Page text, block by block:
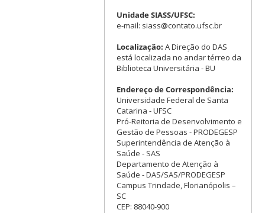
Unidade SIASS/UFSC:
e-mail: siass@contato.ufsc.br
Localização: A Direção do DAS
está localizada no andar térreo da
Biblioteca Universitária - BU
Endereço de Correspondência:
Universidade Federal de Santa
Catarina - UFSC
Pró-Reitoria de Desenvolvimento e
Gestão de Pessoas - PRODEGESP
Superintendência de Atenção à
Saúde - SAS
Departamento de Atenção à
Saúde - DAS/SAS/PRODEGESP
Campus Trindade, Florianópolis –
SC
CEP: 88040-900